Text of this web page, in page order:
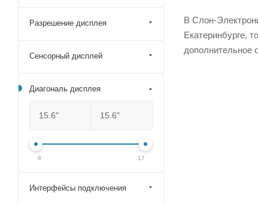
В Слон-
Екатеринбурге,
дополнительное
Разрешение дисплея
Сенсорный дисплей
Диагональ дисплея
8 17
Интерфейсы подключения